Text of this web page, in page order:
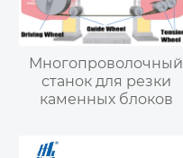
Многопроволочный
станок для резки
каменных блоков